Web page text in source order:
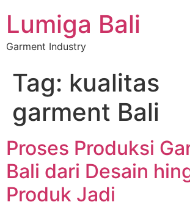
Lumiga Bali
Garment Industry
Tag: kualitas
garment Bali
Proses Produksi
Bali dari Desain
Produk Jadi